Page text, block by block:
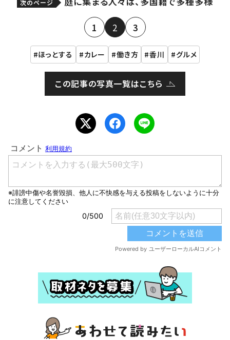
次のページ
1 2 3
ほっとする カレー 働き方 香川 グルメ
この記事の写真一覧はこちら